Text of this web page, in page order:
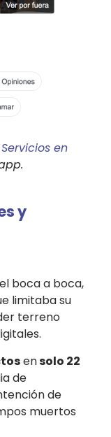
en
y
boca a boca,
limitaba su
terreno
ensolo 22
de
de
muertos